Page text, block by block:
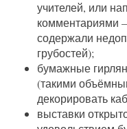
учителей, или
комментариями
содержали
грубостей);
бумажные
(такими
декорировать
выставки